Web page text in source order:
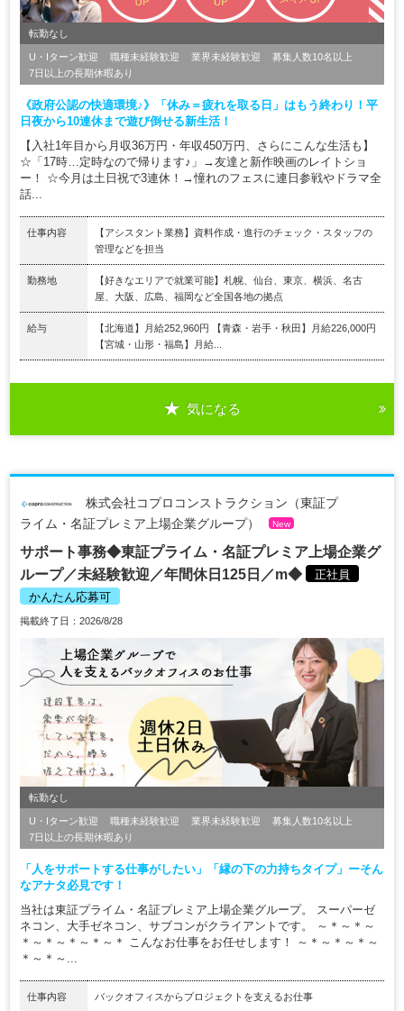
転勤なし
U・Iターン歓迎 職種未経験歓迎 業界未経験歓迎
募集人数10名以上
7日以上の長期休暇あり
《政府公認の快適環境♪》「休み＝疲れを取る日」はもう終わり！平
日夜から10連休まで遊び倒せる新生活！
【入社1年目から月収36万円・年収450万円、さらにこんな生活も】
☆「17時…定時なので帰ります♪」→友達と新作映画のレイトショ
ー！ ☆今月は土日祝で3連休！→憧れのフェスに連日参戦やドラマ全
話...
仕事内容
【アシスタント業務】資料作成・進行のチェック・スタッフの
管理などを担当
勤務地
【好きなエリアで就業可能】札幌、仙台、東京、横浜、名古
屋、大阪、広島、福岡など全国各地の拠点
給与
【北海道】月給252,960円 【青森・岩手・秋田】月給226,000円
【宮城・山形・福島】月給...
気になる
株式会社コプロコンストラクション（東証プ
ライム・名証プレミア上場企業グループ）
New
サポート事務◆東証プライム・名証プレミア上場企業グ
ループ／未経験歓迎／年間休日125日／m◆
正社員
かんたん応募可
掲載終了日：2026/8/28
転勤なし
U・Iターン歓迎 職種未経験歓迎 業界未経験歓迎
募集人数10名以上
7日以上の長期休暇あり
「人をサポートする仕事がしたい」「縁の下の力持ちタイプ」ーそん
なアナタ必見です！
当社は東証プライム・名証プレミア上場企業グループ。 スーパーゼ
ネコン、大手ゼネコン、サブコンがクライアントです。 ～＊～＊～
＊～＊～＊～＊～＊ こんなお仕事をお任せします！ ～＊～＊～＊～
＊～＊～...
仕事内容 バックオフィスからプロジェクトを支えるお仕事